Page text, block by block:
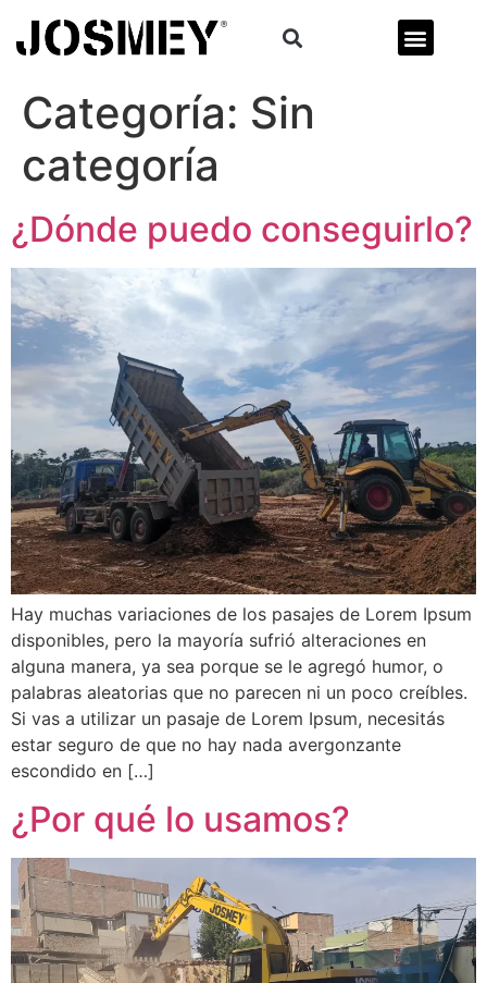
Categoría: Sin
categoría
¿Dónde puedo conseguirlo?
Hay muchas variaciones de los pasajes de Lorem Ipsum
disponibles, pero la mayoría sufrió alteraciones en
alguna manera, ya sea porque se le agregó humor, o
palabras aleatorias que no parecen ni un poco creíbles.
Si vas a utilizar un pasaje de Lorem Ipsum, necesitás
estar seguro de que no hay nada avergonzante
escondido en […]
¿Por qué lo usamos?